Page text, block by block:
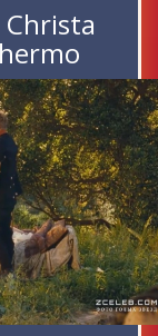
Christa